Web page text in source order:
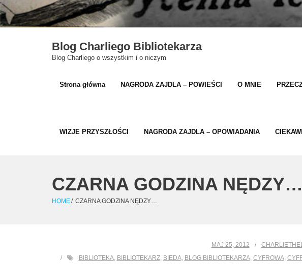
Blog Charliego Bibliotekarza
Blog Charliego o wszystkim i o niczym
Strona główna NAGRODA ZAJDLA – POWIEŚCI O MNIE
WIZJE PRZYSZŁOŚCI NAGRODA ZAJDLA – OPOWIADANIA
CZARNA GODZINA NĘDZY…
HOME/ CZARNA GODZINA NĘDZY…
MAJ 25, 2012
BIBLIOTEKA, BIBLIOTEKARZ, BIEDA, BLOG BIBLIOTEKARZA, CYFROWA,